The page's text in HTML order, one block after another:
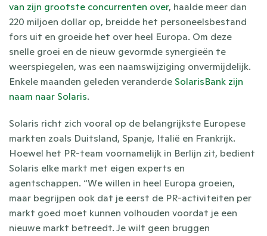
van zijn grootste concurrenten over, haalde meer dan
220 miljoen dollar op, breidde het personeelsbestand
fors uit en groeide het over heel Europa. Om deze
snelle groei en de nieuw gevormde synergieën te
weerspiegelen, was een naamswijziging onvermijdelijk.
Enkele maanden geleden veranderde SolarisBank zijn
naam naar Solaris.
Solaris richt zich vooral op de belangrijkste Europese
markten zoals Duitsland, Spanje, Italië en Frankrijk.
Hoewel het PR-team voornamelijk in Berlijn zit, bedient
Solaris elke markt met eigen experts en
agentschappen. “We willen in heel Europa groeien,
maar begrijpen ook dat je eerst de PR-activiteiten per
markt goed moet kunnen volhouden voordat je een
nieuwe markt betreedt. Je wilt geen bruggen